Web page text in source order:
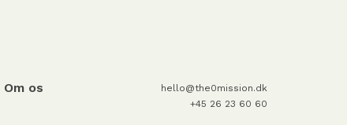
Om os
hello@the0mission.dk
+45 26 23 60 60